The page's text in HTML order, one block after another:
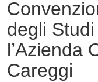
degli
l’Azienda
Careggi